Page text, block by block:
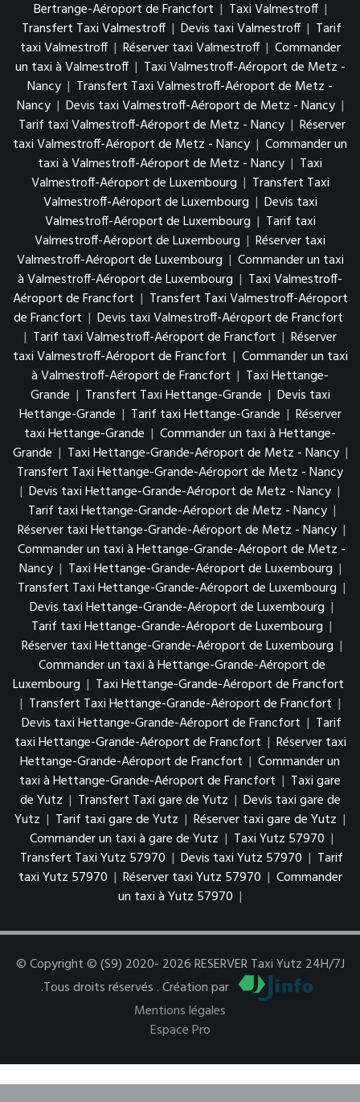
Bertrange-Aéroport de Francfort | Taxi Valmestroff |
Transfert Taxi Valmestroff | Devis taxi Valmestroff | Tarif
taxi Valmestroff | Réserver taxi Valmestroff | Commander
un taxi à Valmestroff | Taxi Valmestroff-Aéroport de Metz -
Nancy | Transfert Taxi Valmestroff-Aéroport de Metz -
Nancy | Devis taxi Valmestroff-Aéroport de Metz - Nancy |
Tarif taxi Valmestroff-Aéroport de Metz - Nancy | Réserver
taxi Valmestroff-Aéroport de Metz - Nancy | Commander un
taxi à Valmestroff-Aéroport de Metz - Nancy | Taxi
Valmestroff-Aéroport de Luxembourg | Transfert Taxi
Valmestroff-Aéroport de Luxembourg | Devis taxi
Valmestroff-Aéroport de Luxembourg | Tarif taxi
Valmestroff-Aéroport de Luxembourg | Réserver taxi
Valmestroff-Aéroport de Luxembourg | Commander un taxi
à Valmestroff-Aéroport de Luxembourg | Taxi Valmestroff-
Aéroport de Francfort | Transfert Taxi Valmestroff-Aéroport
de Francfort | Devis taxi Valmestroff-Aéroport de Francfort
| Tarif taxi Valmestroff-Aéroport de Francfort | Réserver
taxi Valmestroff-Aéroport de Francfort | Commander un taxi
à Valmestroff-Aéroport de Francfort | Taxi Hettange-
Grande | Transfert Taxi Hettange-Grande | Devis taxi
Hettange-Grande | Tarif taxi Hettange-Grande | Réserver
taxi Hettange-Grande | Commander un taxi à Hettange-
Grande | Taxi Hettange-Grande-Aéroport de Metz - Nancy |
Transfert Taxi Hettange-Grande-Aéroport de Metz - Nancy
| Devis taxi Hettange-Grande-Aéroport de Metz - Nancy |
Tarif taxi Hettange-Grande-Aéroport de Metz - Nancy |
Réserver taxi Hettange-Grande-Aéroport de Metz - Nancy |
Commander un taxi à Hettange-Grande-Aéroport de Metz -
Nancy | Taxi Hettange-Grande-Aéroport de Luxembourg |
Transfert Taxi Hettange-Grande-Aéroport de Luxembourg |
Devis taxi Hettange-Grande-Aéroport de Luxembourg |
Tarif taxi Hettange-Grande-Aéroport de Luxembourg |
Réserver taxi Hettange-Grande-Aéroport de Luxembourg |
Commander un taxi à Hettange-Grande-Aéroport de
Luxembourg | Taxi Hettange-Grande-Aéroport de Francfort
| Transfert Taxi Hettange-Grande-Aéroport de Francfort |
Devis taxi Hettange-Grande-Aéroport de Francfort | Tarif
taxi Hettange-Grande-Aéroport de Francfort | Réserver taxi
Hettange-Grande-Aéroport de Francfort | Commander un
taxi à Hettange-Grande-Aéroport de Francfort | Taxi gare
de Yutz | Transfert Taxi gare de Yutz | Devis taxi gare de
Yutz | Tarif taxi gare de Yutz | Réserver taxi gare de Yutz |
Commander un taxi à gare de Yutz | Taxi Yutz 57970 |
Transfert Taxi Yutz 57970 | Devis taxi Yutz 57970 | Tarif
taxi Yutz 57970 | Réserver taxi Yutz 57970 | Commander
un taxi à Yutz 57970 |
© Copyright © (S9) 2020- 2026 RESERVER Taxi Yutz 24H/7J
.Tous droits réservés . Création par
Mentions légales
Espace Pro